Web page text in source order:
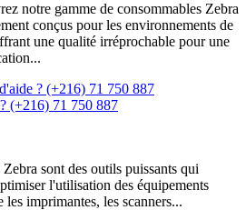
notre gamme de consommables Zebra
conçus pour les environnements de
une qualité irréprochable pour une
? (+216) 71 750 887
(+216) 71 750 887
sont des outils puissants qui
l'utilisation des équipements
les imprimantes, les scanners...